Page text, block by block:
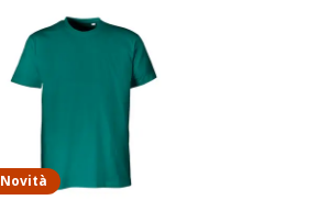
Novità